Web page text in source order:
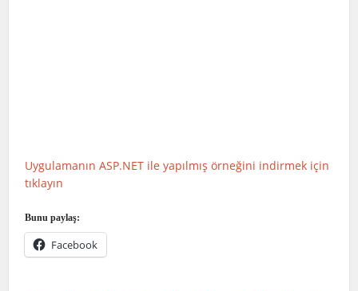
Uygulamanın ASP.NET ile yapılmış örneğini indirmek için
tıklayın
Bunu paylaş:
Facebook